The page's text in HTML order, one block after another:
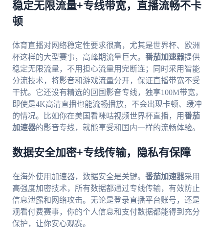
稳定无限流量+专线带宽，直播流畅不卡
顿
体育直播对网络稳定性要求很高，尤其是世界杯、欧洲
杯这样的大型赛事，高峰期流量巨大。 番茄加速器提供
稳定无限流量，不用担心流量用完断连；同时采用智能
分流技术，将影音和游戏流量分开，保证直播带宽不受
干扰。它还设有精选的回国影音专线，独享100M带宽，
即使是4K高清直播也能流畅播放，不会出现卡顿、缓冲
的情况。比如你在美国看咪咕视频世界杯直播，用番茄
加速器的影音专线，就能享受和国内一样的流畅体验。
数据安全加密+专线传输，隐私有保障
在海外使用加速器，数据安全是关键。 番茄加速器采用
高强度加密技术，所有数据都通过专线传输，有效防止
信息泄露和网络攻击。无论是登录直播平台账号，还是
观看付费赛事，你的个人信息和支付数据都能得到充分
保护，让你安心观赛。